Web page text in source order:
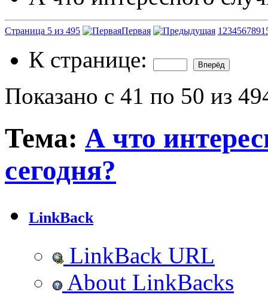
Страница 5 из 495 Первая 1 23456789
К странице:
Показано с 41 по 50 из
Тема: А что
сегодня?
LinkBack
LinkBack URL
About LinkBacks